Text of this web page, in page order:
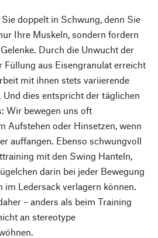
doppelt in Schwung, denn Sie
Ihre Muskeln, sondern fordern
Durch die Unwucht der
Füllung aus Eisengranulat erreicht
mit ihnen stets variierende
dies entspricht der täglichen
Wir bewegen uns oft
Aufstehen oder Hinsetzen, wenn
auffangen. Ebenso schwungvoll
mit den Swing Hanteln,
darin bei jeder Bewegung
Ledersack verlagern können.
– anders als beim Training
an stereotype